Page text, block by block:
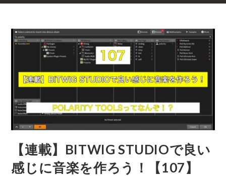
【連載】BITWIG STUDIOで良い
感じに音楽を作ろう！【107】